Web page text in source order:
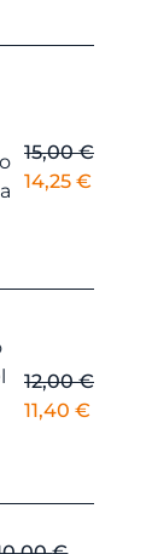
15,00€
El
15,00 €.
14,25 €
14,25
12,00€
El
11,40 €